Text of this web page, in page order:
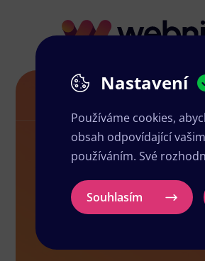
Grafika a tisk
Nastavení
Používáme cookies,
obsah odpovídající
používáním. Své
Souhlasím